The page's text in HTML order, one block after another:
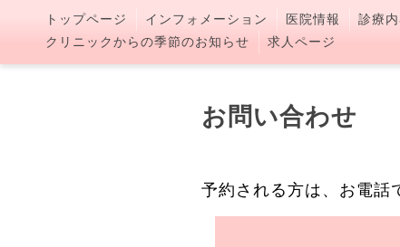
トップページ インフォメーション 医院情報 診療
クリニックからの季節のお知らせ
求人ページ
お問い合わせ
予約される方は、お電話